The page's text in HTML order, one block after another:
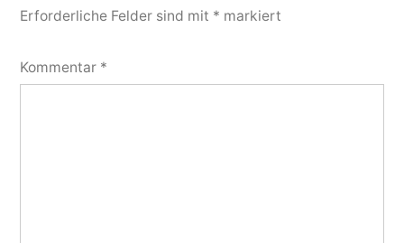
Erforderliche Felder sind mit * markiert
Kommentar *